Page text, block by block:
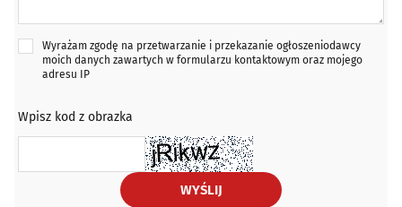
Wyrażam zgodę na przetwarzanie i przekazanie ogłoszeniodawcy
moich danych zawartych w formularzu kontaktowym oraz mojego
adresu IP
Wpisz kod z obrazka
WYŚLIJ